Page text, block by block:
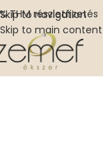
Skip to navigation
Skip to main content
THM részletfizetés